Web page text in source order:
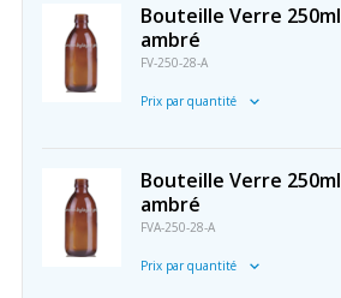
Bouteille Verre 250ml
ambré
FV-250-28-A
Prix par quantité
Bouteille Verre 250ml
ambré
FVA-250-28-A
Prix par quantité